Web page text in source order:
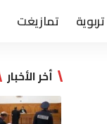
تربوية تمازيغت
أخر الأخبار